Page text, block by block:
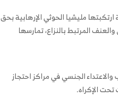
المتحدة حول اليمن لعام 2025، عن جرائم بشعة ارتكبتها مليشيا الحوثي الإرهابية بحق
المرتبط بالنزاع، تمارسها
والاعتداء الجنسي في مراكز احتجاز
الإكراه.